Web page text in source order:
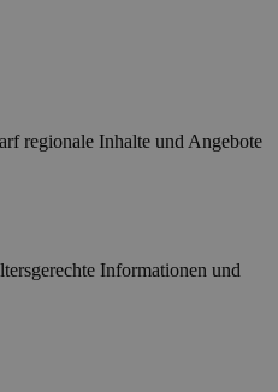
regionale Inhalte und Angebote
Informationen und